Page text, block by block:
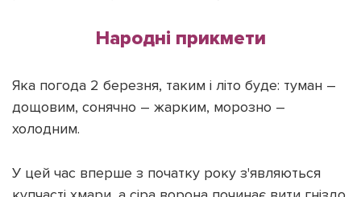
Народні прикмети
Яка погода 2 березня, таким і літо буде: туман –
дощовим, сонячно – жарким, морозно –
холодним.
У цей час вперше з початку року з'являються